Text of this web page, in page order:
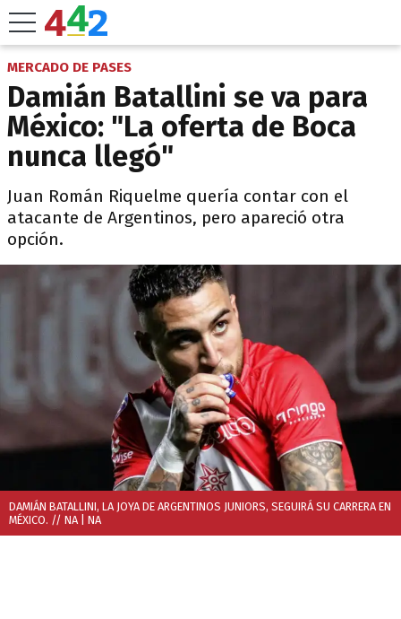
MERCADO DE PASES
Damián Batallini se va para
México: "La oferta de Boca
nunca llegó"
Juan Román Riquelme quería contar con el
atacante de Argentinos, pero apareció otra
opción.
DAMIÁN BATALLINI, LA JOYA DE ARGENTINOS JUNIORS, SEGUIRÁ SU CARRERA EN
MÉXICO. // NA | NA